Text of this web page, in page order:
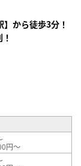
録
から徒歩3分！
円～